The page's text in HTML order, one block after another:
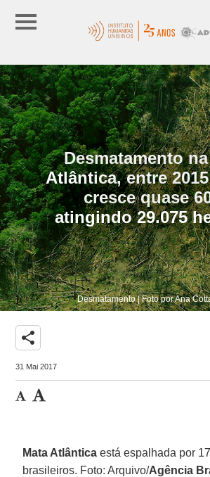
Desmatamento
Atlântica, entre
cresce quase
atingindo 29.075
Desmatamento | Foto por Ana
share
31 Mai 2017
Mata Atlântica está espalhada por
brasileiros. Foto: Arquivo/Agência